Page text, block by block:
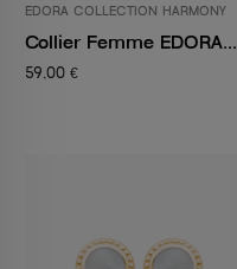
EDORA COLLECTION HARMONY
Collier Femme EDORA...
59,00 €